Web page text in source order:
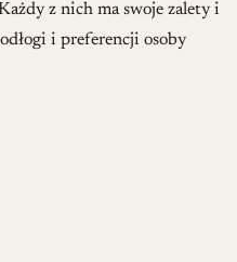
z nich ma swoje zalety i
i preferencji osoby